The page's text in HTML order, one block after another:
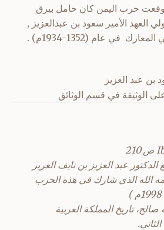
وقعت حرب اليمن كان حامل بيرق
العهد الأمير سعود بن عبدالعزيز ,
في عام (1352-1934م) .
عبد العزيز
الوثيقة في قسم الوثائق
الدكتور عبد العزيز بن نايف العرير
الله الذي شارك في هذه الحرب
صالح، تاريخ المملكة العربية